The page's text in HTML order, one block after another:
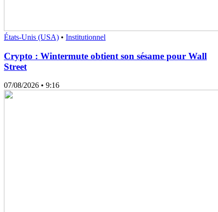
États-Unis (USA) • Institutionnel
Crypto : Wintermute obtient son sésame pour Wall
Street
07/08/2026 • 9:16